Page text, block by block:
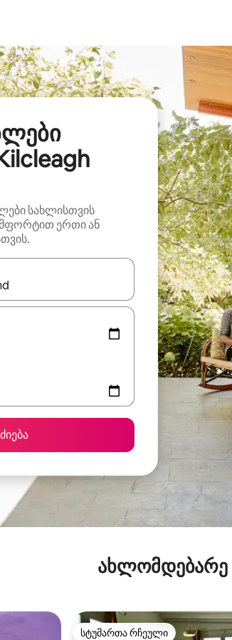
სახლისთვის
ერთი ან
გახდება, ნავიგაციისთვის
ძიება
ახლომდებარე
სტუმართა რჩეული